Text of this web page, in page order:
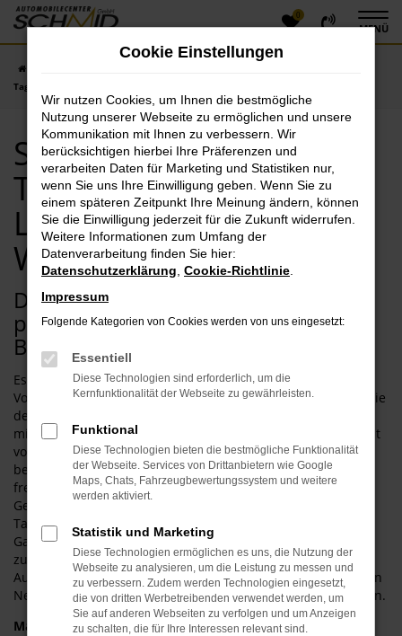
Zum
Hauptinhalt
0
MENÜ
Tageszulassung mit Lieferservice nach Weißenburg in Bayern
Seat Leon
Tageszulassung mit
Lieferservice nach
Weißenburg in Bayern
Dank Seat Leon Tageszulassung
purzeln die Preise in Weißenburg in
Bayern
Es ist keine Zauberei, sondern eine etablierte
Vorgehensweise. Mit einer Seat Leon Tageszulassung sind Sie
deutlich günstiger in Weißenburg in Bayern unterwegs als
mit einem klassischen Neuwagen. Wohlgemerkt: die Rede ist
von einem Fahrzeug, das noch keinen einzigen Kilometer
bewegt wurde. Sie dürfen sich somit auf die Jungfernfahrt
freuen und erhalten ein Fahrzeug ohne jede
Gebrauchsspuren. Sie fragen sich, wie die Seat Leon
Tageszulassung funktioniert und was der Trick dahinter ist?
Ganz einfach: um die Preisvorgaben seitens des Herstellers
zu umgehen, wird das Fahrzeug für einen Tag zugelassen.
Auf diese Weise handelt es sich formell nicht mehr um einen
Neuwagen und schon dürfen die Preise frei gestaltet werden.
Marken
Cookie Einstellungen
Wir nutzen Cookies, um Ihnen die bestmögliche
Nutzung unserer Webseite zu ermöglichen und unsere
Kommunikation mit Ihnen zu verbessern. Wir
berücksichtigen hierbei Ihre Präferenzen und
verarbeiten Daten für Marketing und Statistiken nur,
wenn Sie uns Ihre Einwilligung geben. Wenn Sie zu
einem späteren Zeitpunkt Ihre Meinung ändern, können
Sie die Einwilligung jederzeit für die Zukunft widerrufen.
Weitere Informationen zum Umfang der
Datenverarbeitung finden Sie hier:
Datenschutzerklärung Cookie-Richtlinie
Impressum
Folgende Kategorien von Cookies werden von uns eingesetzt:
Essentiell
Diese Technologien sind erforderlich, um die
Kernfunktionalität der Webseite zu gewährleisten.
Funktional
Diese Technologien bieten die bestmögliche Funktionalität
der Webseite. Services von Drittanbietern wie Google
Maps, Chats, Fahrzeugbewertungssystem und weitere
werden aktiviert.
Statistik und Marketing
Diese Technologien ermöglichen es uns, die Nutzung der
Webseite zu analysieren, um die Leistung zu messen und
zu verbessern. Zudem werden Technologien eingesetzt,
die von dritten Werbetreibenden verwendet werden, um
Sie auf anderen Webseiten zu verfolgen und um Anzeigen
zu schalten, die für Ihre Interessen relevant sind.